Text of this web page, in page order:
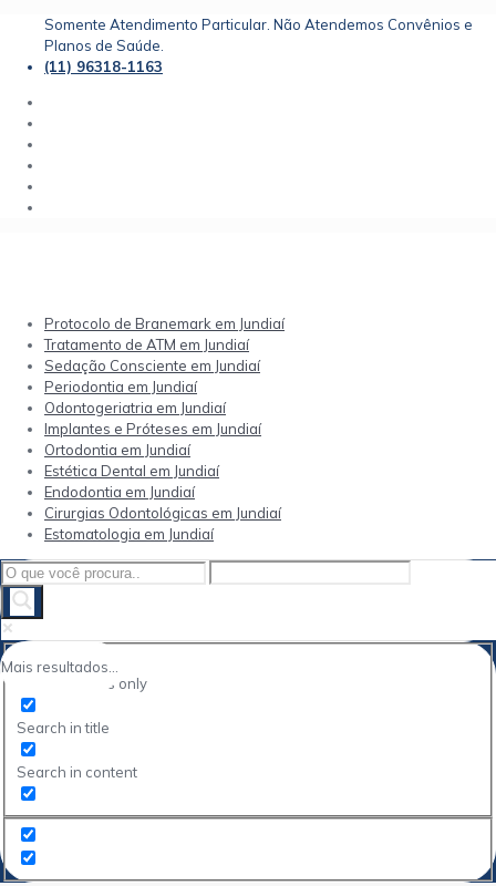
Somente Atendimento Particular. Não Atendemos Convênios e
Planos de Saúde.
(11) 96318-1163
Protocolo de Branemark em Jundiaí
Tratamento de ATM em Jundiaí
Sedação Consciente em Jundiaí
Periodontia em Jundiaí
Odontogeriatria em Jundiaí
Implantes e Próteses em Jundiaí
Ortodontia em Jundiaí
Estética Dental em Jundiaí
Endodontia em Jundiaí
Cirurgias Odontológicas em Jundiaí
Estomatologia em Jundiaí
Mais resultados...
Exact matches only
Search in title
Search in content